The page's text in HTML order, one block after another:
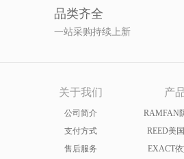
品类齐全
一站采购持续上新
关于我们
公司简介
支付方式
售后服务
产
RAMFAN
REED美
EXACT